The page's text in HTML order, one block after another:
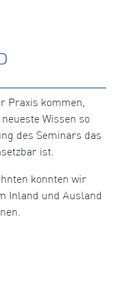
Praxis kommen,
Wissen so
des Seminars das
ist.
konnten wir
Inland und Ausland